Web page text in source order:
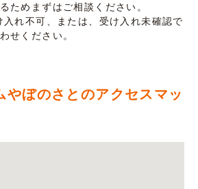
ためまずはご相談ください。
れ不可、または、受け入れ未確認で
せください。
やぼのさとのアクセスマッ